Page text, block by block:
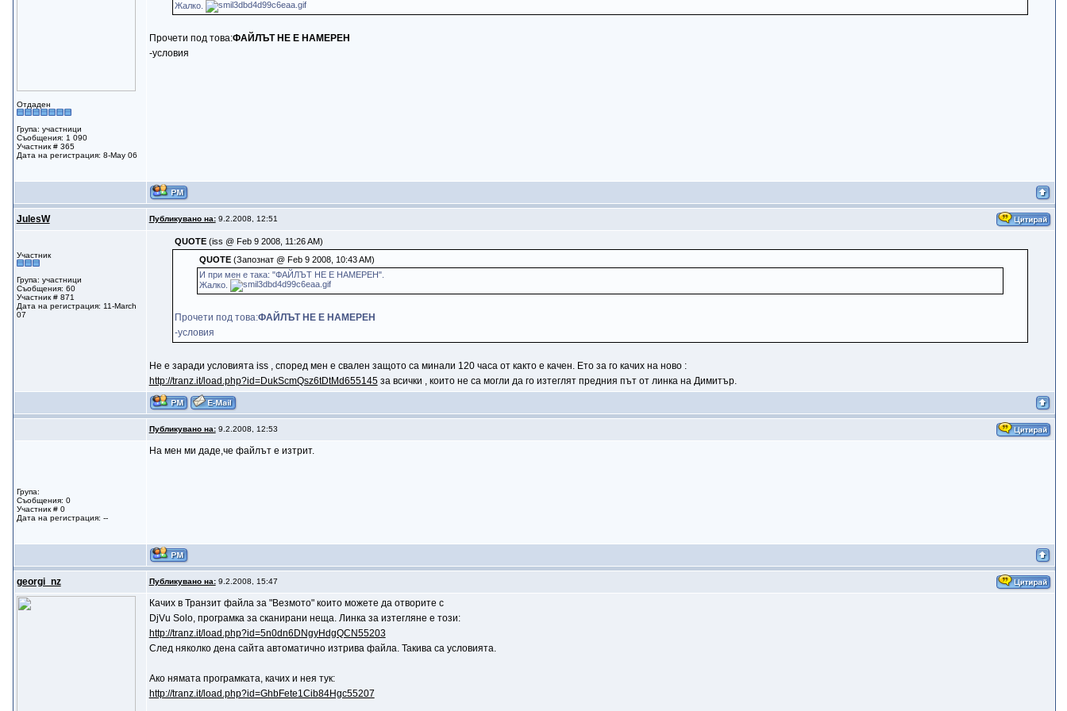
Отдаден
Група: участници
Съобщения: 1 090
Участник # 365
Дата на регистрация: 8-May 06
Жалко.
Прочети под това:ФАЙЛЪТ НЕ Е НАМЕРЕН
-условия
JulesW Публикувано на:9.2.2008, 12:51
Участник
Група: участници
Съобщения: 60
Участник # 871
Дата на регистрация: 11-March
07
QUOTE (iss @ Feb 9 2008, 11:26 AM)
QUOTE (Запознат @ Feb 9 2008, 10:43 AM)
И при мен е така: "ФАЙЛЪТ НЕ Е НАМЕРЕН".
Жалко.
Прочети под това:ФАЙЛЪТ НЕ Е НАМЕРЕН
-условия
Не е заради условията iss , според мен е свален защото са минали 120 часа от както е качен. Ето за го качих на ново :
http://tranz.it/load.php?id=DukScmQsz6tDtMd655145за всички , които не са могли да го изтеглят предния път от линка на Димитър.
Публикувано на:9.2.2008, 12:53
Група:
Съобщения: 0
Участник # 0
Дата на регистрация: --
На мен ми даде,че файлът е изтрит.
gеorgi_nz Публикувано на:9.2.2008, 15:47
Качих в Транзит файла за "Везмото" които можете да отворите с
DjVu Solo, програмка за сканирани неща. Линка за изтегляне е този:
http://tranz.it/load.php?id=5n0dn6DNgyHdgQCN55203
След няколко дена сайта автоматично изтрива файла. Такива са условията.
Ако нямата програмката, качих и нея тук:
http://tranz.it/load.php?id=GhbFete1Cib84Hgc55207